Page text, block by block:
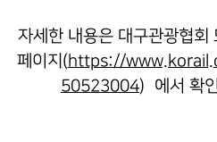
자세한 내용은 대구관광협회
페이지 (https://
50523004） 에서 확